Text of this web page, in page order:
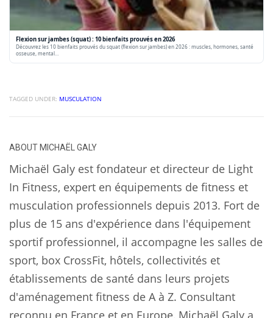
Flexion sur jambes (squat) : 10 bienfaits prouvés en 2026
Découvrez les 10 bienfaits prouvés du squat (flexion sur jambes) en 2026 : muscles, hormones, santé
osseuse, mental…
TAGGED UNDER: MUSCULATION
ABOUTMICHAËL GALY
Michaël Galy est fondateur et directeur de Light
In Fitness, expert en équipements de fitness et
musculation professionnels depuis 2013. Fort de
plus de 15 ans d'expérience dans l'équipement
sportif professionnel, il accompagne les salles de
sport, box CrossFit, hôtels, collectivités et
établissements de santé dans leurs projets
d'aménagement fitness de A à Z. Consultant
reconnu en France et en Europe, Michaël Galy a